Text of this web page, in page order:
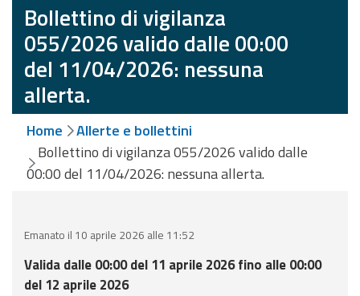
Allerte e
Bollettini
Meteo
Allerte e
Bollettini
Valanghe
Monitoraggio
eventi
Previsioni meteo e
marine
Bollettino di vigilanza
055/2026 valido dalle 00:00
del 11/04/2026: nessuna
allerta.
Home
Allerte e bollettini
Bollettino di vigilanza 055/2026 valido dalle
00:00 del 11/04/2026: nessuna allerta.
Emanato il 10 aprile 2026 alle 11:52
Valida dalle 00:00 del 11 aprile 2026 fino alle 00:00
del 12 aprile 2026